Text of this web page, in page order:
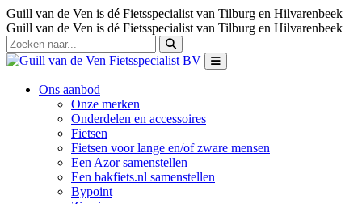
Guill van de Ven is dé Fietsspecialist van Tilburg en Hilvarenbeek
Guill van de Ven is dé Fietsspecialist van Tilburg en Hilvarenbeek
Ons aanbod
Onze merken
Onderdelen en accessoires
Fietsen
Fietsen voor lange en/of zware mensen
Een Azor samenstellen
Een bakfiets.nl samenstellen
Bypoint